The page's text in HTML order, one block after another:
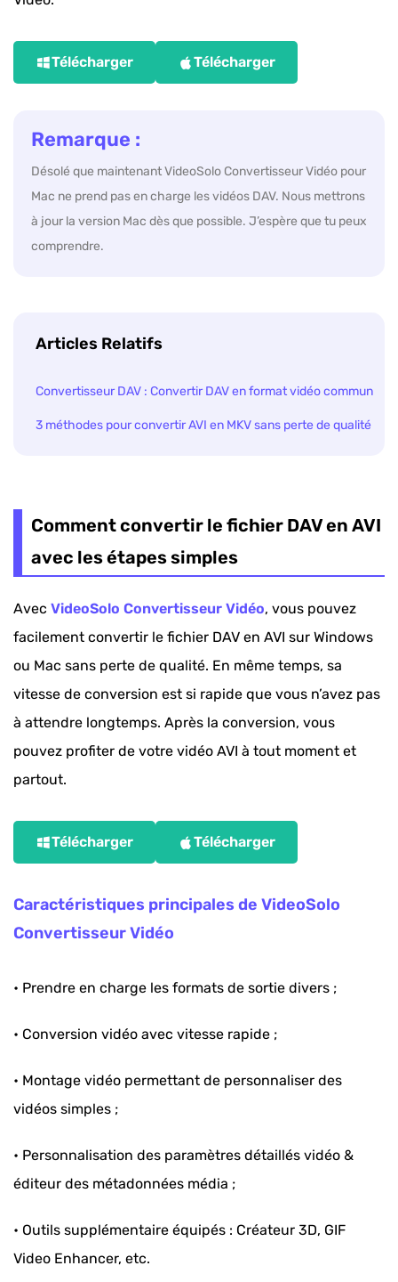
Télécharger Télécharger
Remarque :
Désolé que maintenant VideoSolo Convertisseur Vidéo pour
Mac ne prend pas en charge les vidéos DAV. Nous mettrons
à jour la version Mac dès que possible. J’espère que tu peux
comprendre.
Articles Relatifs
Convertisseur DAV : Convertir DAV en format vidéo commun
3 méthodes pour convertir AVI en MKV sans perte de qualité
Comment convertir le fichier DAV en AVI
avec les étapes simples
Avec VideoSolo Convertisseur Vidéo, vous pouvez
facilement convertir le fichier DAV en AVI sur Windows
ou Mac sans perte de qualité. En même temps, sa
vitesse de conversion est si rapide que vous n’avez pas
à attendre longtemps. Après la conversion, vous
pouvez profiter de votre vidéo AVI à tout moment et
partout.
Télécharger Télécharger
Caractéristiques principales de VideoSolo
Convertisseur Vidéo
• Prendre en charge les formats de sortie divers ;
• Conversion vidéo avec vitesse rapide ;
• Montage vidéo permettant de personnaliser des
vidéos simples ;
• Personnalisation des paramètres détaillés vidéo &
éditeur des métadonnées média ;
• Outils supplémentaire équipés : Créateur 3D, GIF
Video Enhancer, etc.